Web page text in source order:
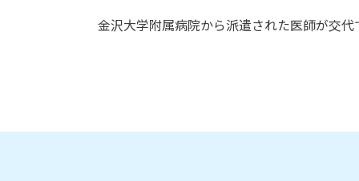
金沢大学附属病院から派遣された医師が交代